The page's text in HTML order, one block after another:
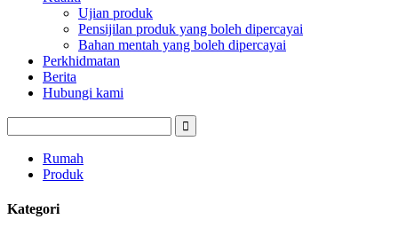
Ujian produk
Pensijilan produk yang boleh dipercayai
Bahan mentah yang boleh dipercayai
Perkhidmatan
Berita
Hubungi kami
Rumah
Produk
Kategori